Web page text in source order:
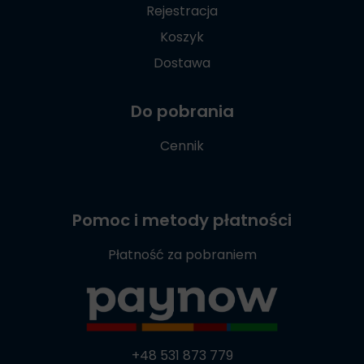
Rejestracja
Koszyk
Dostawa
Do pobrania
Cennik
Pomoc i metody płatności
Płatność za pobraniem
+48 531 873 779